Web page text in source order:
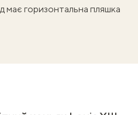
має горизонтальна пляшка